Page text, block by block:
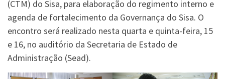
(CTM) do Sisa, para elaboração do regimento interno e
agenda de fortalecimento da Governança do Sisa. O
encontro será realizado nesta quarta e quinta-feira, 15
e 16, no auditório da Secretaria de Estado de
Administração (Sead).